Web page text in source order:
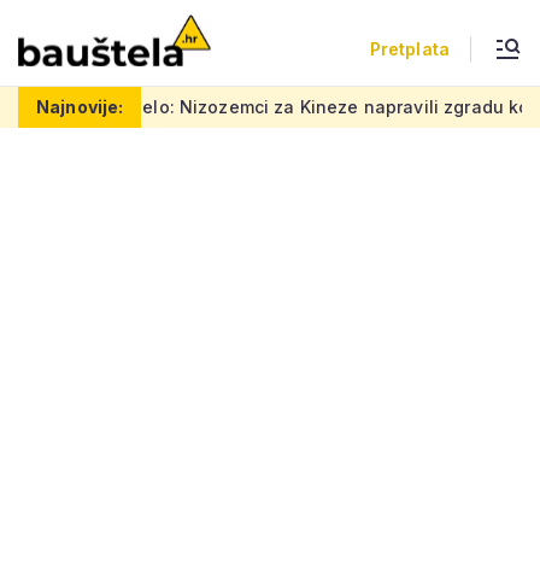
Pretplata
Najnovije:
selo: Nizozemci za Kineze napravili zgradu koja pomiče